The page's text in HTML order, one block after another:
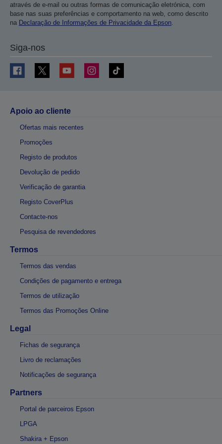
através de e-mail ou outras formas de comunicação eletrónica, com
base nas suas preferências e comportamento na web, como descrito
na Declaração de Informações de Privacidade da Epson
Siga-nos
Apoio ao cliente
Ofertas mais recentes
Promoções
Registo de produtos
Devolução de pedido
Verificação de garantia
Registo CoverPlus
Contacte-nos
Pesquisa de revendedores
Termos
Termos das vendas
Condições de pagamento e entrega
Termos de utilização
Termos das Promoções Online
Legal
Fichas de segurança
Livro de reclamações
Notificações de segurança
Partners
Portal de parceiros Epson
LPGA
Shakira + Epson